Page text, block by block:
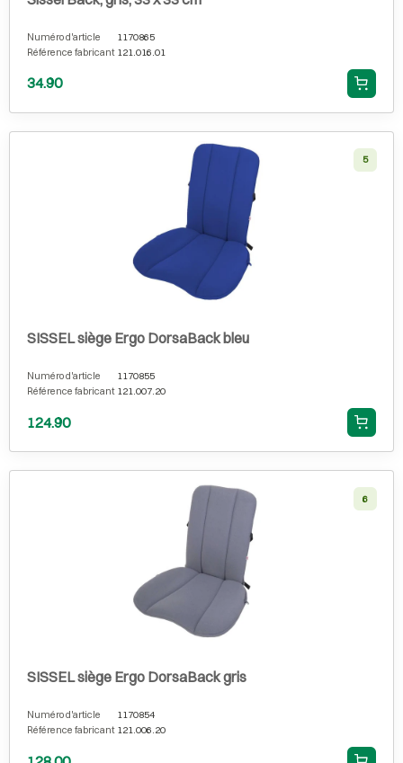
Numéro d'article
1170865
Référence fabricant 121.016.01
34.90
5
SISSEL siège Ergo DorsaBack bleu
Numéro d'article
1170855
Référence fabricant 121.007.20
124.90
6
SISSEL siège Ergo DorsaBack gris
Numéro d'article
1170854
Référence fabricant 121.006.20